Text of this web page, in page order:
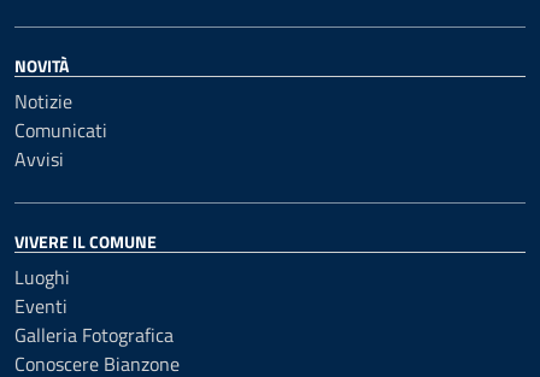
NOVITÀ
Notizie
Comunicati
Avvisi
VIVERE IL COMUNE
Luoghi
Eventi
Galleria Fotografica
Conoscere Bianzone